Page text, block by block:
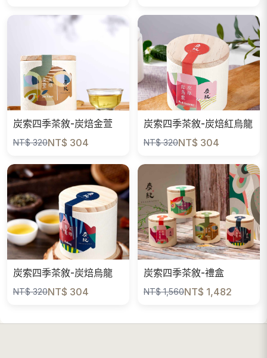
炭索四季茶敘-炭焙金萱
NT$ 320NT$ 304
炭索四季茶敘-炭焙紅烏龍
NT$ 320NT$ 304
炭索四季茶敘-炭焙烏龍
NT$ 320NT$ 304
炭索四季茶敘-禮盒
NT$ 1,560NT$ 1,482